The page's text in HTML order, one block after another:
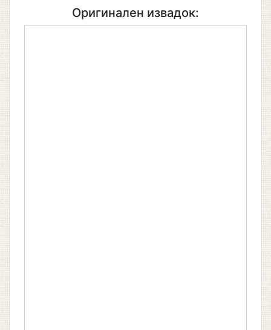
Оригинален извадок: